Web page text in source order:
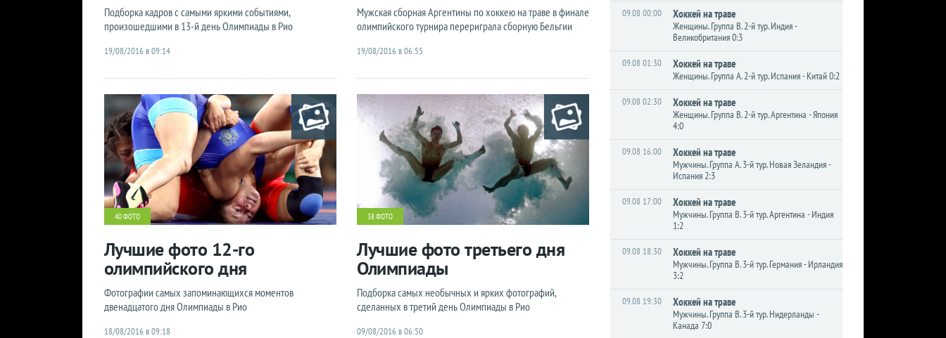
09.08 00:00 Хоккей на траве
Женщины. Группа B. 2-й тур. Индия -
Великобритания 0:3
09.08 01:30 Хоккей на траве
Женщины. Группа A. 2-й тур. Испания - Китай 0:2
09.08 02:30 Хоккей на траве
Женщины. Группа B. 2-й тур. Аргентина - Япония
4:0
09.08 16:00 Хоккей на траве
Мужчины. Группа A. 3-й тур. Новая Зеландия -
Испания 2:3
09.08 17:00 Хоккей на траве
Мужчины. Группа B. 3-й тур. Аргентина - Индия
1:2
09.08 18:30 Хоккей на траве
Мужчины. Группа B. 3-й тур. Германия - Ирландия
3:2
09.08 19:30 Хоккей на траве
Мужчины. Группа B. 3-й тур. Нидерланды -
Канада 7:0
Подборка кадров с самыми яркими событиями,
произошедшими в 13-й день Олимпиады в Рио
19/08/2016 в 09:14
Мужская сборная Аргентины по хоккею на траве в финале
олимпийского турнира перериграла сборную Бельгии
19/08/2016 в 06:55
40 ФОТО
Лучшие фото 12-го
олимпийского дня
Фотографии самых запоминающихся моментов
двенадцатого дня Олимпиады в Рио
18/08/2016 в 09:18
38 ФОТО
Лучшие фото третьего дня
Олимпиады
Подборка самых необычных и ярких фотографий,
сделанных в третий день Олимпиады в Рио
09/08/2016 в 06:50